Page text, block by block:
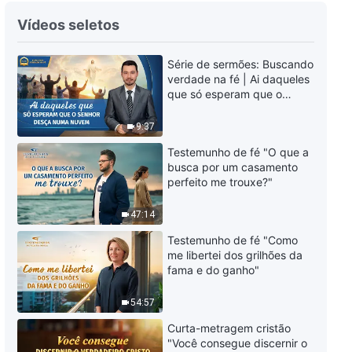
4:47
6:40
Canção de louvor "Decidi seguir
a Deus" Dança cristã
4:01
Canção de louvor "A canção do
nosso elo silencioso" Dança
cristã
8:55
Canção de louvor "Deus deseja
que a humanidade busque a
verdade e sobreviva" Dança
cristã
Vídeos seletos
9:37
Série de sermões: Buscando
verdade na fé | Ai daqueles
que só esperam que o
47:14
Testemunho de fé "O que a
busca por um casamento
perfeito me trouxe?"
54:57
Testemunho de fé "Como
me libertei dos grilhões da
fama e do ganho"
Curta-metragem cristão
"Você consegue discernir o